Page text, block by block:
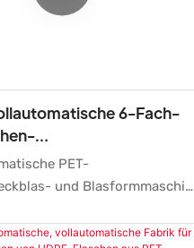
6-Fach-
Mit
PET-
und Blasformmaschine
im Vergleich zu ähnlichen